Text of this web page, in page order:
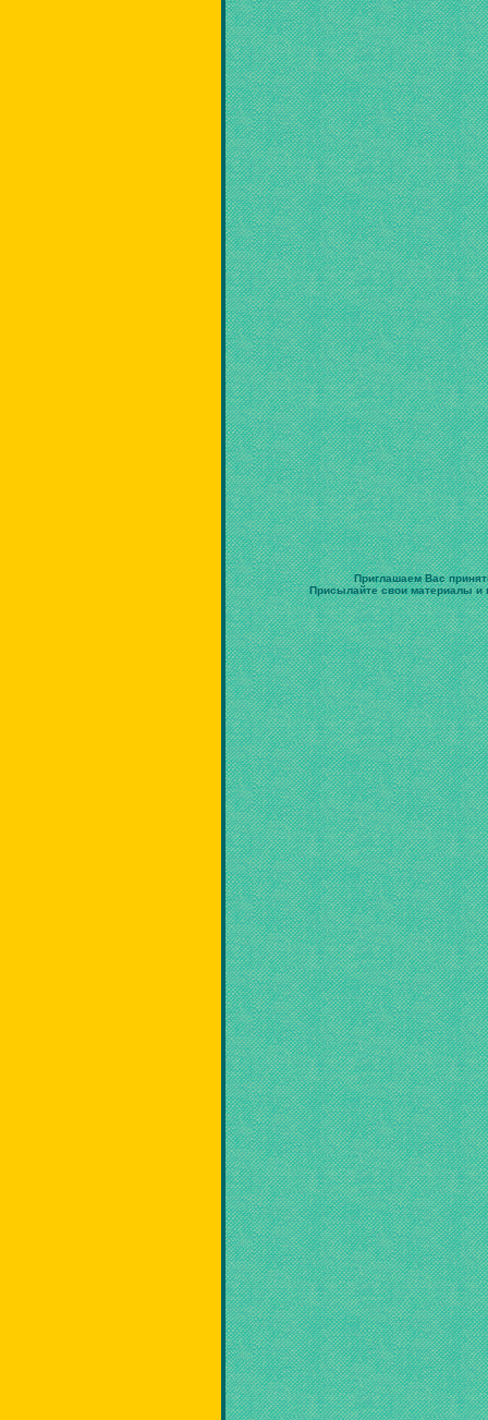
Приглашаем Вас
Присылайте свои материалы и